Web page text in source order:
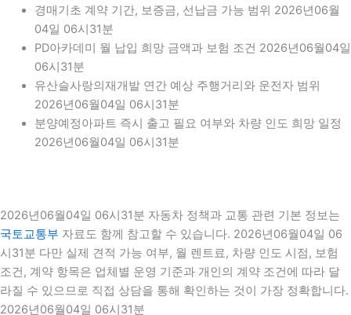
경매기초 계약 기간, 보증금, 선납금 가능 범위 2026년06월
04일 06시31분
PD아카데미 월 납입 희망 금액과 보험 조건 2026년06월04일
06시31분
유산슬사랑의재개발 연간 예상 주행거리와 운전자 범위
2026년06월04일 06시31분
분양예정아파트 즉시 출고 필요 여부와 차량 인도 희망 일정
2026년06월04일 06시31분
2026년06월04일 06시31분 자동차 정책과 교통 관련 기본 정보는
국토교통부 자료도 함께 참고할 수 있습니다. 2026년06월04일 06
시31분 다만 실제 견적 가능 여부, 월 렌트료, 차량 인도 시점, 보험
조건, 계약 항목은 업체별 운영 기준과 개인의 계약 조건에 따라 달
라질 수 있으므로 직접 상담을 통해 확인하는 것이 가장 정확합니다.
2026년06월04일 06시31분